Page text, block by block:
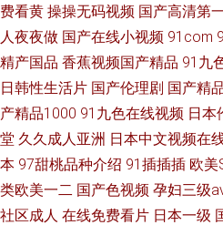
费看黄 操操无码视频 国产高清第
人夜夜做 国产在线小视频 91com
精产国品 香蕉视频国产精品 91九
日韩性生活片 国产伦理剧 国产精
产精品1000 91九色在线视频 日本
堂 久久成人亚洲 日本中文视频在
本 97甜桃品种介绍 91插插插 欧美
类欧美一二 国产色视频 孕妇三级
社区成人 在线免费看片 日本一级